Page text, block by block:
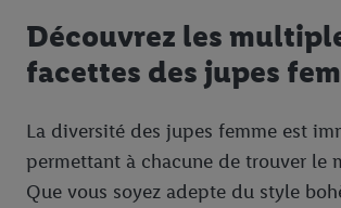
Découvrez les
facettes des jupes
La diversité des jupes femme est
permettant à chacune de trouver le
Que vous soyez adepte du style